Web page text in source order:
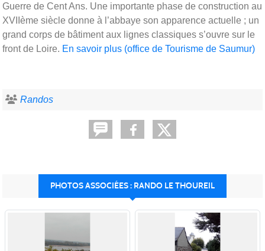
Guerre de Cent Ans. Une importante phase de construction au
XVIIème siècle donne à l’abbaye son apparence actuelle ; un
grand corps de bâtiment aux lignes classiques s’ouvre sur le
front de Loire. En savoir plus (office de Tourisme de Saumur)
Randos
PHOTOS ASSOCIÉES : RANDO LE THOUREIL